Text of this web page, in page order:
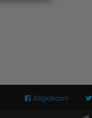
/bilgicikcom